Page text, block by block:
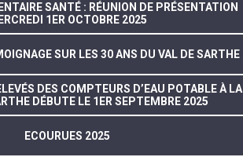
SANTÉ : RÉUNION DE PRÉSENTATION
1ER OCTOBRE 2025
SUR LES 30 ANS DU VAL DE SARTHE
DES COMPTEURS D’EAU POTABLE À LA
DÉBUTE LE 1ER SEPTEMBRE 2025
ECOURUES 2025